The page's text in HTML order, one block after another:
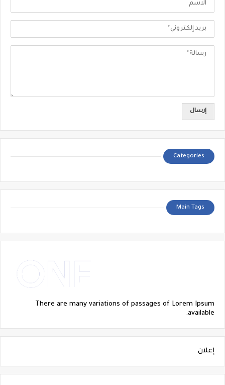
Categories
Main Tags
There are many variations of passages of Lorem Ipsum
available.
إعلان